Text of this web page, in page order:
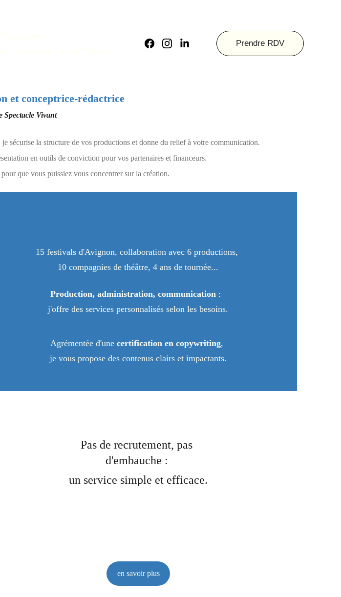
Prendre RDV
et conceptrice-rédactrice
Spectacle Vivant
sécurise la structure de vos productions et donne du relief à votre communication.
en outils de conviction pour vos partenaires et financeurs.
que vous puissiez vous concentrer sur la création.
15 festivals d'Avignon, collaboration avec 6 productions,
10 compagnies de théâtre, 4 ans de tournée...
Production, administration, communication :
j'offre des services personnalisés selon les besoins.
Agrémentée d'une certification en copywriting,
je vous propose des contenus clairs et impactants.
en savoir plus
Pas de recrutement, pas
d'embauche :
un service simple et efficace.